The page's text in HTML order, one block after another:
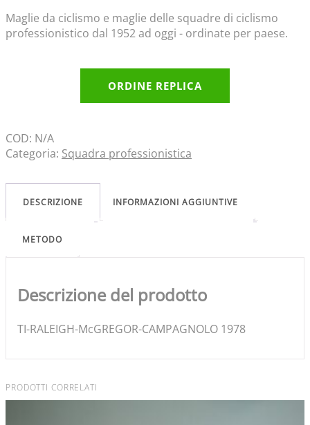
Maglie da ciclismo e maglie delle squadre di ciclismo
professionistico dal 1952 ad oggi - ordinate per paese.
ORDINE REPLICA
COD: N/A
Categoria: Squadra professionistica
DESCRIZIONE INFORMAZIONI AGGIUNTIVE
METODO
Descrizione del prodotto
TI-RALEIGH-McGREGOR-CAMPAGNOLO 1978
PRODOTTI CORRELATI